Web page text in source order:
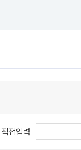
직접입력